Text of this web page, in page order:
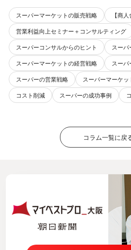
スーパーマーケットの販売戦略
【商
営業利益向上セミナー＋コンサルティング
スーパーコンサルからのヒント
スー
スーパーマーケットの経営戦略
スー
スーパーの営業戦略
スーパーマーケ
コスト削減
スーパーの成功事例
コラム一覧に戻